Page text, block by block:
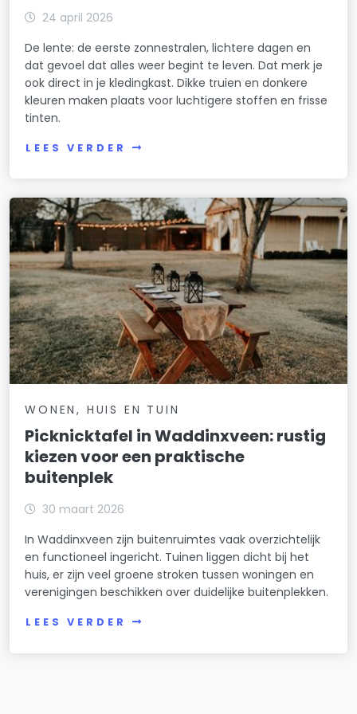
24 april 2026
De lente: de eerste zonnestralen, lichtere dagen en
dat gevoel dat alles weer begint te leven. Dat merk je
ook direct in je kledingkast. Dikke truien en donkere
kleuren maken plaats voor luchtigere stoffen en frisse
tinten.
LEES VERDER
WONEN, HUIS EN TUIN
Picknicktafel in Waddinxveen: rustig
kiezen voor een praktische
buitenplek
30 maart 2026
In Waddinxveen zijn buitenruimtes vaak overzichtelijk
en functioneel ingericht. Tuinen liggen dicht bij het
huis, er zijn veel groene stroken tussen woningen en
verenigingen beschikken over duidelijke buitenplekken.
LEES VERDER